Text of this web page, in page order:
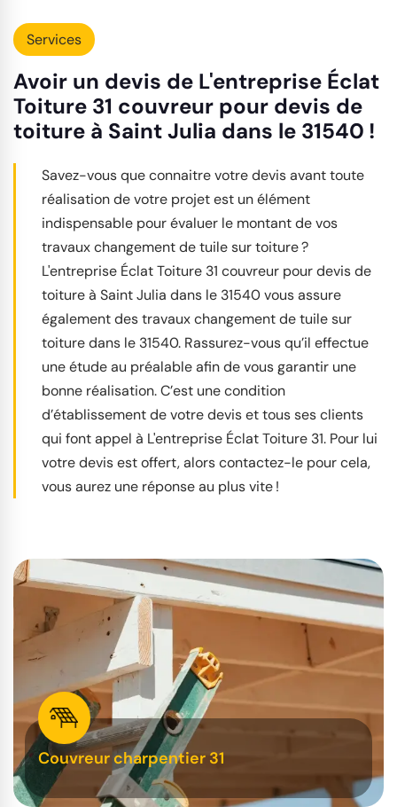
Services
Avoir un devis de L'entreprise Éclat
Toiture 31 couvreur pour devis de
toiture à Saint Julia dans le 31540 !
Savez-vous que connaitre votre devis avant toute
réalisation de votre projet est un élément
indispensable pour évaluer le montant de vos
travaux changement de tuile sur toiture ?
L'entreprise Éclat Toiture 31 couvreur pour devis de
toiture à Saint Julia dans le 31540 vous assure
également des travaux changement de tuile sur
toiture dans le 31540. Rassurez-vous qu’il effectue
une étude au préalable afin de vous garantir une
bonne réalisation. C’est une condition
d’établissement de votre devis et tous ses clients
qui font appel à L'entreprise Éclat Toiture 31. Pour lui
votre devis est offert, alors contactez-le pour cela,
vous aurez une réponse au plus vite !
Couvreur charpentier 31